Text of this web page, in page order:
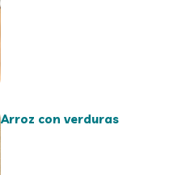
Arroz con verduras